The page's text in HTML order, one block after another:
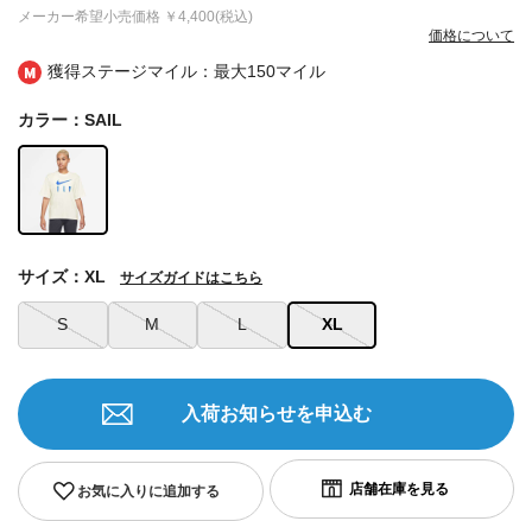
獲得ステージマイル：最大150マイル
メーカー希望小売価格 ￥4,400(税込)
価格について
カラー：SAIL
S M L XL
サイズ：XL サイズガイドはこちら
お気に入りに追加する
入荷お知らせを申込む